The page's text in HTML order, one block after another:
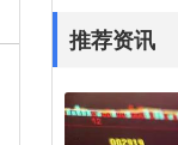
推荐资讯